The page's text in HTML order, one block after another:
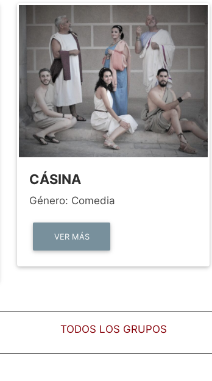
CÁSINA
Género: Comedia
VER MÁS
TODOS LOS GRUPOS